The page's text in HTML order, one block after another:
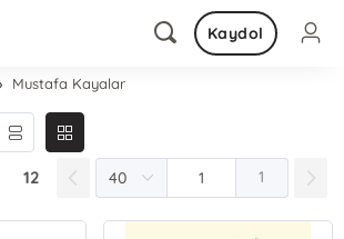
Kaydol
Mustafa Kayalar
12 1